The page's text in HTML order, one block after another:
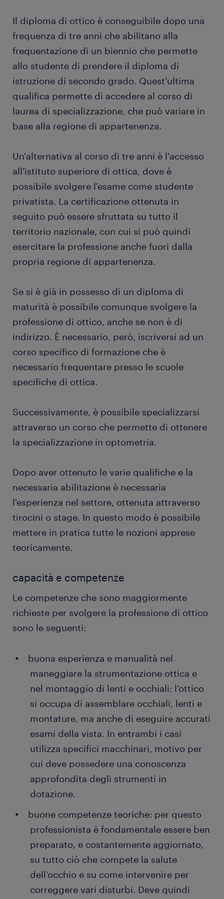
dispone di un prodotto direttamente in casa
l’ottico provvede ad ordinarlo insieme a diversi
offrire consulenze e preventivi sulla base di
misurazioni visive
Il diploma di ottico è conseguibile dopo una
frequenza di tre anni che abilitano alla
frequentazione di un biennio che permette
allo studente di prendere il diploma di
istruzione di secondo grado. Quest'ultima
qualifica permette di accedere al corso di
laurea di specializzazione, che può variare in
base alla regione di appartenenza.
Un'alternativa al corso di tre anni è l'accesso
all'istituto superiore di ottica, dove è
possibile svolgere l'esame come studente
privatista. La certificazione ottenuta in
seguito può essere sfruttata su tutto il
territorio nazionale, con cui si può quindi
esercitare la professione anche fuori dalla
propria regione di appartenenza.
Se si è già in possesso di un diploma di
maturità è possibile comunque svolgere la
professione di ottico, anche se non è di
indirizzo. È necessario, però, iscriversi ad un
corso specifico di formazione che è
necessario frequentare presso le scuole
specifiche di ottica.
Successivamente, è possibile specializzarsi
attraverso un corso che permette di ottenere
la specializzazione in optometria.
Dopo aver ottenuto le varie qualifiche e la
necessaria abilitazione è necessaria
l'esperienza nel settore, ottenuta attraverso
tirocini o stage. In questo modo è possibile
mettere in pratica tutte le nozioni apprese
teoricamente.
capacità e competenze
Le competenze che sono maggiormente
richieste per svolgere la professione di ottico
sono le seguenti:
buona esperienza e manualità nel
maneggiare la strumentazione ottica e
nel montaggio di lenti e occhiali: l’ottico
si occupa di assemblare occhiali, lenti e
montature, ma anche di eseguire accurati
esami della vista. In entrambi i casi
utilizza specifici macchinari, motivo per
cui deve possedere una conoscenza
approfondita degli strumenti in
dotazione.
buone competenze teoriche: per questo
professionista è fondamentale essere ben
preparato, e costantemente aggiornato,
su tutto ciò che compete la salute
dell’occhio e su come intervenire per
correggere vari disturbi. Deve quindi